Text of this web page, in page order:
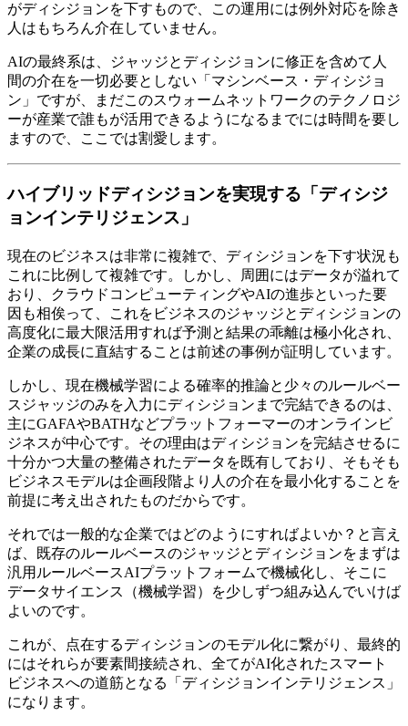
がディシジョンを下すもので、この運用には例外対応を除き
人はもちろん介在していません。
AIの最終系は、ジャッジとディシジョンに修正を含めて人
間の介在を一切必要としない「マシンベース・ディシジョ
ン」ですが、まだこのスウォームネットワークのテクノロジ
ーが産業で誰もが活用できるようになるまでには時間を要し
ますので、ここでは割愛します。
ハイブリッドディシジョンを実現する「ディシジ
ョンインテリジェンス」
現在のビジネスは非常に複雑で、ディシジョンを下す状況も
これに比例して複雑です。しかし、周囲にはデータが溢れて
おり、クラウドコンピューティングやAIの進歩といった要
因も相俟って、これをビジネスのジャッジとディシジョンの
高度化に最大限活用すれば予測と結果の乖離は極小化され、
企業の成長に直結することは前述の事例が証明しています。
しかし、現在機械学習による確率的推論と少々のルールベー
スジャッジのみを入力にディシジョンまで完結できるのは、
主にGAFAやBATHなどプラットフォーマーのオンラインビ
ジネスが中心です。その理由はディシジョンを完結させるに
十分かつ大量の整備されたデータを既有しており、そもそも
ビジネスモデルは企画段階より人の介在を最小化することを
前提に考え出されたものだからです。
それでは一般的な企業ではどのようにすればよいか？と言え
ば、既存のルールベースのジャッジとディシジョンをまずは
汎用ルールベースAIプラットフォームで機械化し、そこに
データサイエンス（機械学習）を少しずつ組み込んでいけば
よいのです。
これが、点在するディシジョンのモデル化に繋がり、最終的
にはそれらが要素間接続され、全てがAI化されたスマート
ビジネスへの道筋となる「ディシジョンインテリジェンス」
になります。